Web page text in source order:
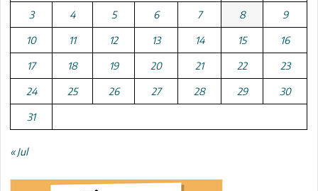
3 4 5 6 7 8 9
10 11 12 13 14 15 16
17 18 19 20 21 22 23
24 25 26 27 28 29 30
31
« Jul